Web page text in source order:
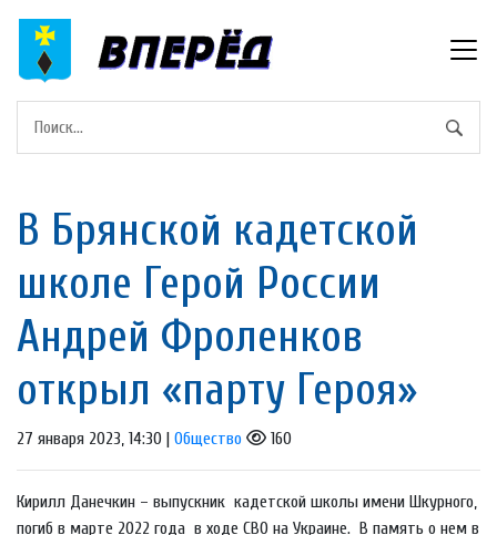
В Брянской кадетской
школе Герой России
Андрей Фроленков
открыл «парту Героя»
27 января 2023, 14:30 | Общество 160
Кирилл Данечкин – выпускник кадетской школы имени Шкурного,
погиб в марте 2022 года в ходе СВО на Украине. В память о нем в